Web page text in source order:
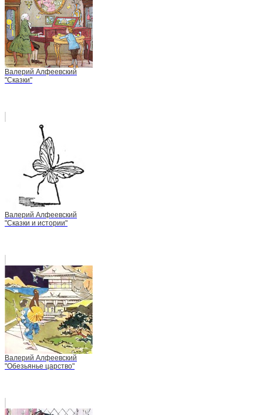
Валерий Алфеевский
"Сказки"
Валерий Алфеевский
"Сказки и истории"
Валерий Алфеевский
"Обезьянье царство"